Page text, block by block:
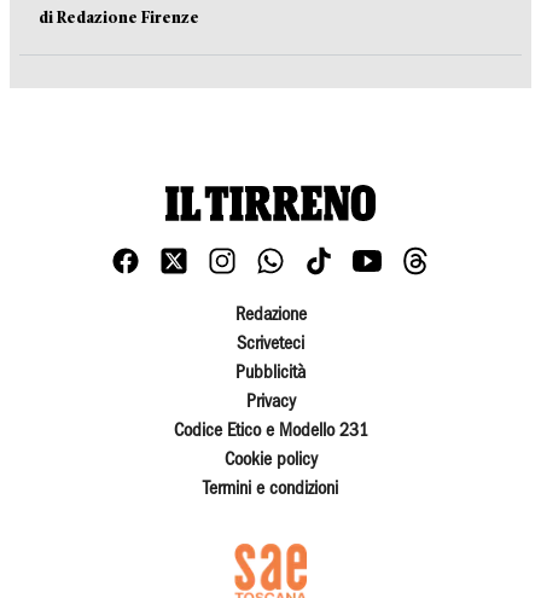
di Redazione Firenze
Redazione
Scriveteci
Pubblicità
Privacy
Codice Etico e Modello 231
Cookie policy
Termini e condizioni